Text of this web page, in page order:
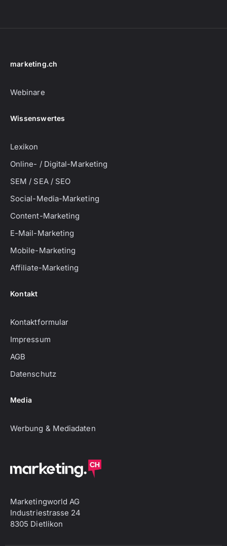
marketing.ch
Webinare
Wissenswertes
Lexikon
Online- / Digital-Marketing
SEM / SEA / SEO
Social-Media-Marketing
Content-Marketing
E-Mail-Marketing
Mobile-Marketing
Affiliate-Marketing
Kontakt
Kontaktformular
Impressum
AGB
Datenschutz
Media
Werbung & Mediadaten
Marketingworld AG
Industriestrasse 24
8305 Dietlikon